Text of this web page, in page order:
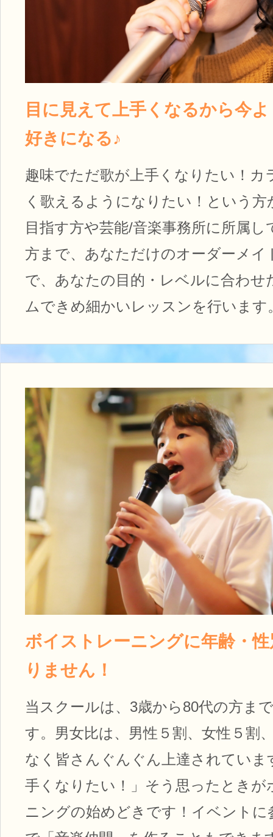
目に見えて上手くなるから今
好きになる♪
趣味でただ歌が上手くなりたい！カ
く歌えるようになりたい！という方
目指す方や芸能/音楽事務所に所属
方まで、あなただけのオーダーメイ
で、あなたの目的・レベルに合わせ
ムできめ細かいレッスンを行います
ボイストレーニングに年齢・
りません！
当スクールは、3歳から80代の方ま
す。男女比は、男性５割、女性５割
なく皆さんぐんぐん上達されていま
手くなりたい！」そう思ったときが
ニングの始めどきです！イベントに